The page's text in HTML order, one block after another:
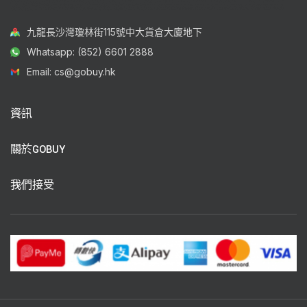
九龍長沙灣瓊林街115號中大貨倉大廈地下
Whatsapp: (852) 6601 2888
Email: cs@gobuy.hk
資訊
關於GOBUY
我們接受